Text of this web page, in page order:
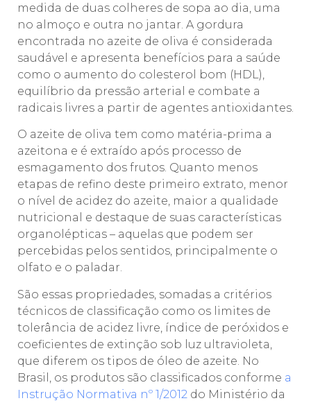
medida de duas colheres de sopa ao dia, uma
no almoço e outra no jantar. A gordura
encontrada no azeite de oliva é considerada
saudável e apresenta benefícios para a saúde
como o aumento do colesterol bom (HDL),
equilíbrio da pressão arterial e combate a
radicais livres a partir de agentes antioxidantes.
O azeite de oliva tem como matéria-prima a
azeitona e é extraído após processo de
esmagamento dos frutos. Quanto menos
etapas de refino deste primeiro extrato, menor
o nível de acidez do azeite, maior a qualidade
nutricional e destaque de suas características
organolépticas – aquelas que podem ser
percebidas pelos sentidos, principalmente o
olfato e o paladar.
São essas propriedades, somadas a critérios
técnicos de classificação como os limites de
tolerância de acidez livre, índice de peróxidos e
coeficientes de extinção sob luz ultravioleta,
que diferem os tipos de óleo de azeite. No
Brasil, os produtos são classificados conforme a
Instrução Normativa nº 1/2012 do Ministério da